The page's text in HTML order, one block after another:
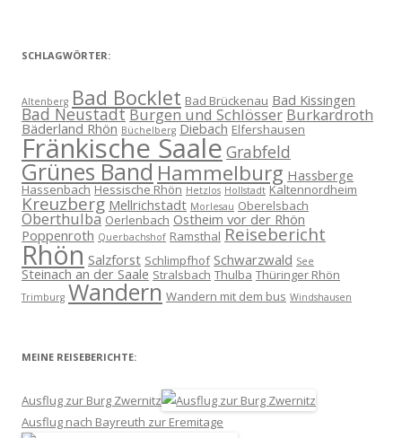
SCHLAGWÖRTER:
Altenberg Bad Bocklet Bad Brückenau Bad Kissingen
Bad NeustadtBurgen und Schlösser Burkardroth
Bäderland Rhön Büchelberg Diebach Elfershausen
Fränkische Saale Grabfeld
Grünes BandHammelburg Hassberge
Hassenbach Hessische Rhön Hetzlos Hollstadt Kaltennordheim
Kreuzberg Mellrichstadt Morlesau Oberelsbach
Oberthulba Oerlenbach Ostheim vor der Rhön
Poppenroth Querbachshof Ramsthal Reisebericht
Rhön Salzforst Schlimpfhof Schwarzwald See
Steinach an der Saale Stralsbach Thulba Thüringer Rhön
Trimburg Wandern Wandern mit dem bus Windshausen
MEINE REISEBERICHTE:
Ausflug zur Burg Zwernitz
Ausflug nach Bayreuth zur Eremitage